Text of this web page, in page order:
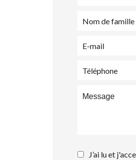
J’ai lu et